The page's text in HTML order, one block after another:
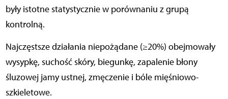
były istotne statystycznie w porównaniu z grupą
kontrolną.
Najczęstsze działania niepożądane (≥20%) obejmowały
wysypkę, suchość skóry, biegunkę, zapalenie błony
śluzowej jamy ustnej, zmęczenie i bóle mięśniowo-
szkieletowe.